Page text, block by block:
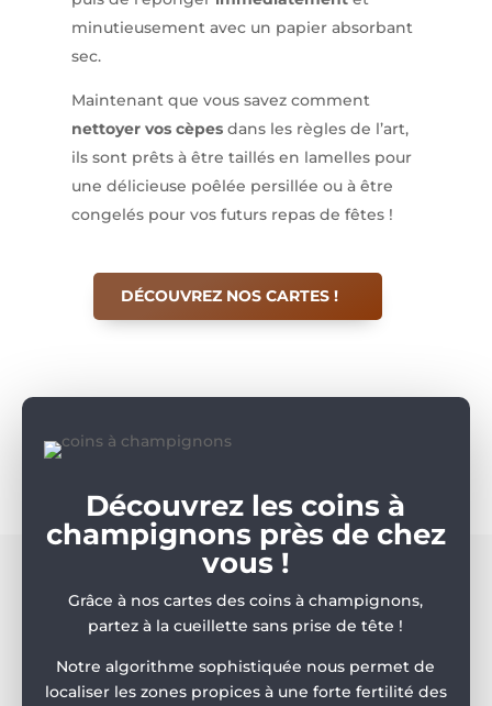
minutieusement avec un papier absorbant
sec.
Maintenant que vous savez comment
nettoyer vos cèpesdans les règles de l’art,
ils sont prêts à être taillés en lamelles pour
une délicieuse poêlée persillée ou à être
congelés pour vos futurs repas de fêtes !
DÉCOUVREZ NOS CARTES !
Découvrez les coins à
champignons près de chez
vous !
Grâce à nos cartes des coins à champignons,
partez à la cueillette sans prise de tête !
Notre algorithme sophistiquée nous permet de
localiser les zones propices à une forte fertilité des